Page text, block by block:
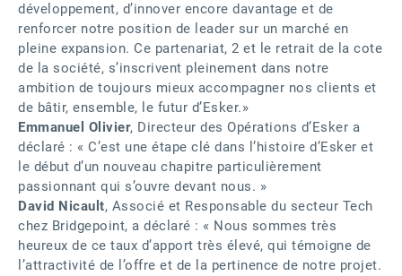
développement, d’innover encore davantage et de
renforcer notre position de leader sur un marché en
pleine expansion. Ce partenariat, 2 et le retrait de la cote
de la société, s’inscrivent pleinement dans notre
ambition de toujours mieux accompagner nos clients et
de bâtir, ensemble, le futur d’Esker.»
Emmanuel Olivier, Directeur des Opérations d’Esker a
déclaré : « C’est une étape clé dans l’histoire d’Esker et
le début d’un nouveau chapitre particulièrement
passionnant qui s’ouvre devant nous. »
David Nicault, Associé et Responsable du secteur Tech
chez Bridgepoint, a déclaré : « Nous sommes très
heureux de ce taux d’apport très élevé, qui témoigne de
l’attractivité de l’offre et de la pertinence de notre projet.